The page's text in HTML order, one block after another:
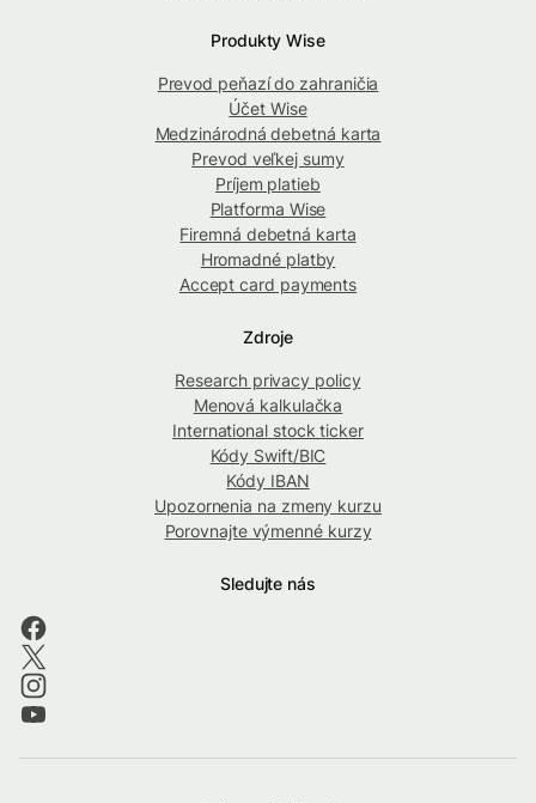
Produkty Wise
Prevod peňazí do zahraničia
Účet Wise
Medzinárodná debetná karta
Prevod veľkej sumy
Príjem platieb
Platforma Wise
Firemná debetná karta
Hromadné platby
Accept card payments
Zdroje
Research privacy policy
Menová kalkulačka
International stock ticker
Kódy Swift/BIC
Kódy IBAN
Upozornenia na zmeny kurzu
Porovnajte výmenné kurzy
Sledujte nás